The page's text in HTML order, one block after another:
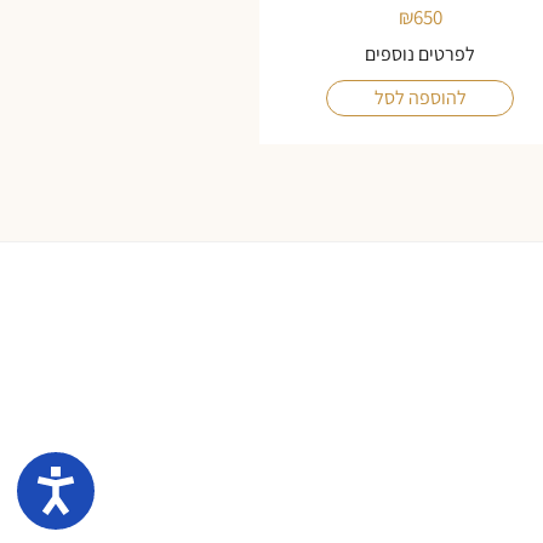
₪650
לפרטים נוספים
להוספה לסל